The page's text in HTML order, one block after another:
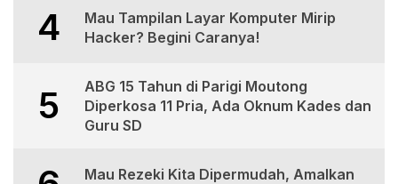
4
Mau Tampilan Layar Komputer Mirip
Hacker? Begini Caranya!
5
ABG 15 Tahun di Parigi Moutong
Diperkosa 11 Pria, Ada Oknum Kades dan
Guru SD
Mau Rezeki Kita Dipermudah, Amalkan